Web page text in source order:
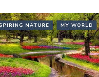
NATURE MY WORLD